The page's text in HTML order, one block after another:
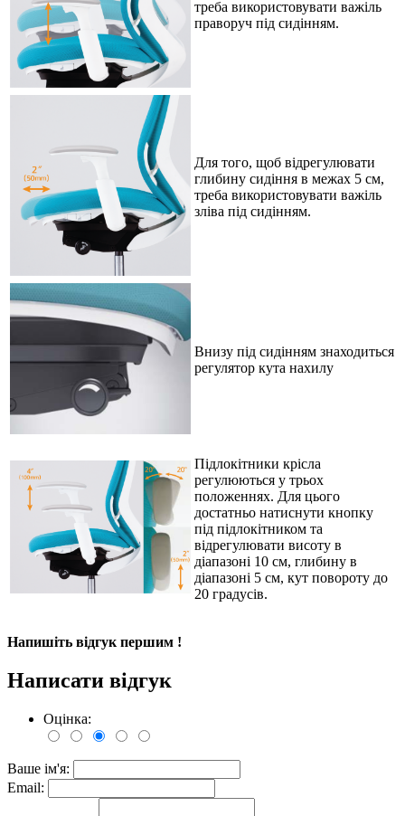
треба використовувати важіль
праворуч під сидінням.
Для того, щоб відрегулювати
глибину сидіння в межах 5 см,
треба використовувати важіль
зліва під сидінням.
Внизу під сидінням знаходиться
регулятор кута нахилу
Підлокітники крісла
регулюються у трьох
положеннях. Для цього
достатньо натиснути кнопку
під підлокітником та
відрегулювати висоту в
діапазоні 10 см, глибину в
діапазоні 5 см, кут повороту до
20 градусів.
Напишіть відгук першим !
Написати відгук
Оцінка:
Ваше ім'я:
Email: